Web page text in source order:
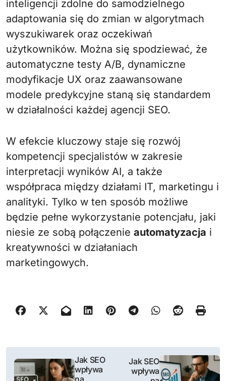
inteligencji zdolne do samodzielnego
adaptowania się do zmian w algorytmach
wyszukiwarek oraz oczekiwań
użytkowników. Można się spodziewać, że
automatyczne testy A/B, dynamiczne
modyfikacje UX oraz zaawansowane
modele predykcyjne staną się standardem
w działalności każdej agencji SEO.
W efekcie kluczowy staje się rozwój
kompetencji specjalistów w zakresie
interpretacji wyników AI, a także
współpraca między działami IT, marketingu i
analityki. Tylko w ten sposób możliwe
będzie pełne wykorzystanie potencjału, jaki
niesie ze sobą połączenie automatyzacja i
kreatywności w działaniach
marketingowych.
N
Jak SEO
wpływa
na
Jak SEO
wpływa